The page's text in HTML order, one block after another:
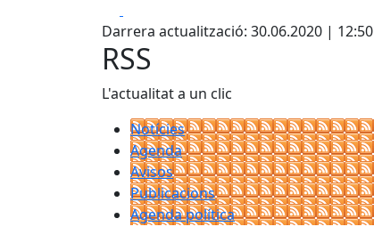
Darrera actualització: 30.06.2020 | 12:50
RSS
L'actualitat a un clic
Notícies
Agenda
Avisos
Publicacions
Agenda política